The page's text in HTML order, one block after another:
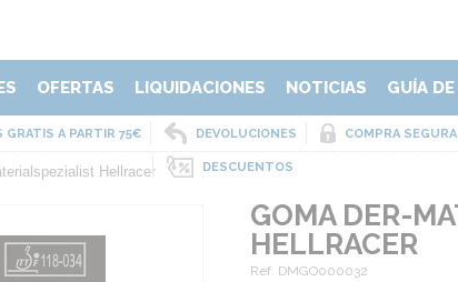
OFERTAS LIQUIDACIONES NOTICIAS GUÍA
GRATIS A PARTIR 75€ DEVOLUCIONES COMPRA SEGURA
DESCUENTOS
Hellracer
GOMA DER-
HELLRACER
Ref. DMGO000032